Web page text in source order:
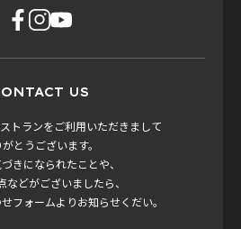
US
トランをご利用いただきまして
とうございます。
きになられたことや、
などがございましたら、
フォームよりお知らせくだい。